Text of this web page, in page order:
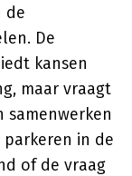
de
De
kansen
maar vraagt
in de
of de vraag